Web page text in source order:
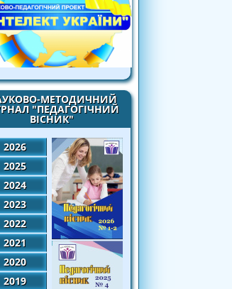
МЕТОДИЧНИЙ
"ПЕДАГОГІЧНИЙ
ВІСНИК"
2026
2025
2024
2023
2022
2021
2020
2019